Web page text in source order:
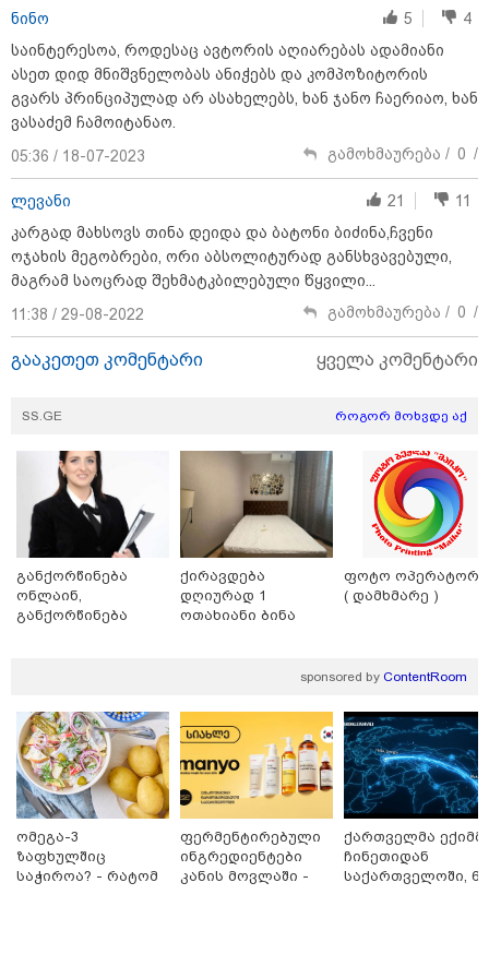
09:00 / 07-08-2026
18 წელი აგვისტოს
ომიდან - ტრაგიკული
მოვლენების
ქრონოლოგია,
რომელიც შესაძლოა,
აღარ გვახსოვს
მიიღო თუ არა
გამოძიებამ "მეტასგან"
რაიმე მონაცემები? -
რას პასუხობს კითხვაზე
09:52 / 07-
ტრამპი
Patriot-ის
"რატომ იყრება პირად მესენჯერში
როგორ დავაღწიო თავი?" -
შესაძლებელია თუ არა ამ
ფუნქციის წაშლა?
ჩემს ცხოვრებას აზრი არ აქვს..." -
დედის ემოციური მიმართვა
ნია იმნაძეს და ანასტასია
ბერუაშვილს ბრალდება
წარედგინათ - რამდენ წლიანი
პატიმრობა ემუქრებათ
არასრულწლოვნებს?
სტუდენტის გარდაცვალების
პასუხი
Faceამბები
ნინო 5
4
საინტერესოა, როდესაც ავტორის აღიარებას ადამიანი
ასეთ დიდ მნიშვნელობას ანიჭებს და კომპოზიტორის
გვარს პრინციპულად არ ასახელებს, ხან ჯანო ჩაერიაო, ხან
ვასაძემ ჩამოიტანაო.
05:36 / 18-07-2023
გამოხმაურება / 0 /
ლევანი 21
11
კარგად მახსოვს თინა დეიდა და ბატონი ბიძინა,ჩვენი
ოჯახის მეგობრები, ორი აბსოლიტურად განსხვავებული,
მაგრამ საოცრად შეხმატკბილებული წყვილი...
11:38 / 29-08-2022
გამოხმაურება / 0 /
გააკეთეთ კომენტარი ყველა კომენტარი
SS.GE როგორ მოხვდე აქ
განქორწინება
ონლაინ,
განქორწინება
ქირავდება
დღიურად 1
ოთახიანი ბინა
ფოტო
( დამხმარე )
sponsored by ContentRoom
ომეგა-3
ზაფხულშიც
საჭიროა? - რატომ
ფერმენტირებული
ინგრედიენტები
კანის მოვლაში -
ქართველმა
ჩინეთიდან
საქართველოში, 6